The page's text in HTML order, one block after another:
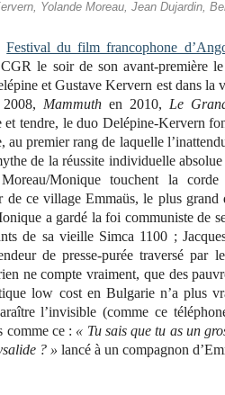
Yolande Moreau, Jean Dujardin,
Festival du film francophone
le soir de son avant-première
et Gustave Kervern est dans la
Mammuth en 2010, Le
et tendre, le duo Delépine-Kervern
au premier rang de laquelle
de la réussite individuelle
Moreau/Monique touchent la
de ce village Emmaüs, le plus grand
a gardé la foi communiste de
de sa vieille Simca 1100 ;
de presse-purée traversé
ne compte vraiment, que des
low cost en Bulgarie n’a plus
l’invisible (comme ce
comme ce : « Tu sais que tu as un
? » lancé à un compagnon